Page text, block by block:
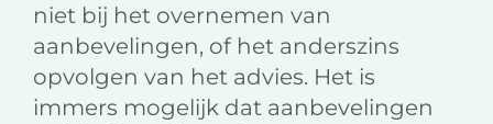
niet bij het overnemen van
aanbevelingen, of het anderszins
opvolgen van het advies. Het is
immers mogelijk dat aanbevelingen